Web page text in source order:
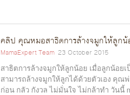
คลิป คุณหมอสาธิตการล้างจมูกให้ลูกน้
MamaExpert Team 23 October 2015
สาธิตการล้างจมูกให้ลูกน้อย เมื่อลูกน้อ
สามารถล้างจมูกให้ลูกได้ด้วยตัวเอง คุ
ก่อน กลัว กังวล ไม่มั่นใจ ไม่กล้าทำ วันนี้